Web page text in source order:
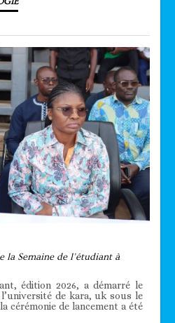
la Semaine de l’étudiant à
édition 2026, a démarré le
de kara, uk sous le
cérémonie de lancement a été